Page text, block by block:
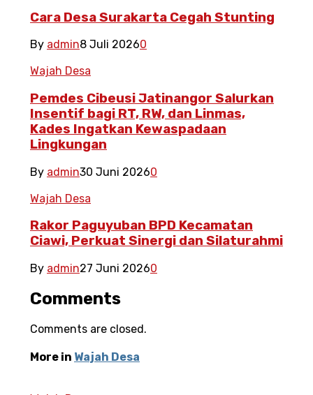
Cara Desa Surakarta Cegah Stunting
By admin8 Juli 20260
Wajah Desa
Pemdes Cibeusi Jatinangor Salurkan
Insentif bagi RT, RW, dan Linmas,
Kades Ingatkan Kewaspadaan
Lingkungan
By admin30 Juni 20260
Wajah Desa
Rakor Paguyuban BPD Kecamatan
Ciawi, Perkuat Sinergi dan Silaturahmi
By admin27 Juni 20260
Comments
Comments are closed.
More in Wajah Desa